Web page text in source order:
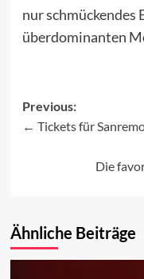
nur schmückendes
überdominanten
Post
navigation
Previous:
Tickets für
Die
Ähnliche Beiträge